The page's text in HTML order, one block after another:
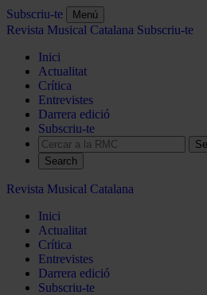
Subscriu-te Menú
Revista Musical Catalana Subscriu-te
Inici
Actualitat
Crítica
Entrevistes
Darrera edició
Subscriu-te
Search
Revista Musical Catalana
Inici
Actualitat
Crítica
Entrevistes
Darrera edició
Subscriu-te